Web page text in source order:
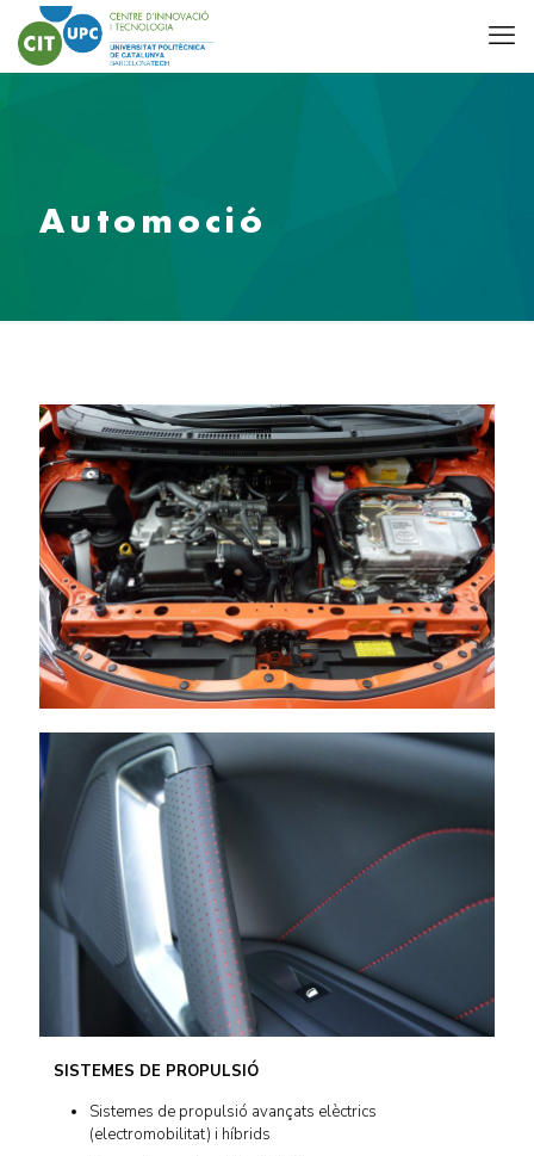
Automoció
SISTEMES DE PROPULSIÓ
Sistemes de propulsió avançats elèctrics
(electromobilitat) i híbrids